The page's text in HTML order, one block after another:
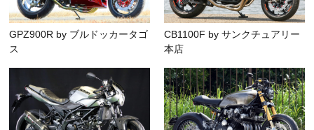
GPZ900R by ブルドッカータゴ
ス
CB1100F by サンクチュアリー
本店